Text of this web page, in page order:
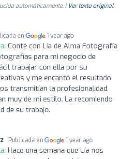
automáticamente. | Ver texto original
en 1 year ago
Conté con Lía de Alma Fotografía
para mi negocio de
trabajar con ella por su
y me encantó el resultado
transmitían la profesionalidad
muy de mi estilo. La recomiendo
de su trabajo.
Publicada en 1 year ago
Hace una semana que Lía nos